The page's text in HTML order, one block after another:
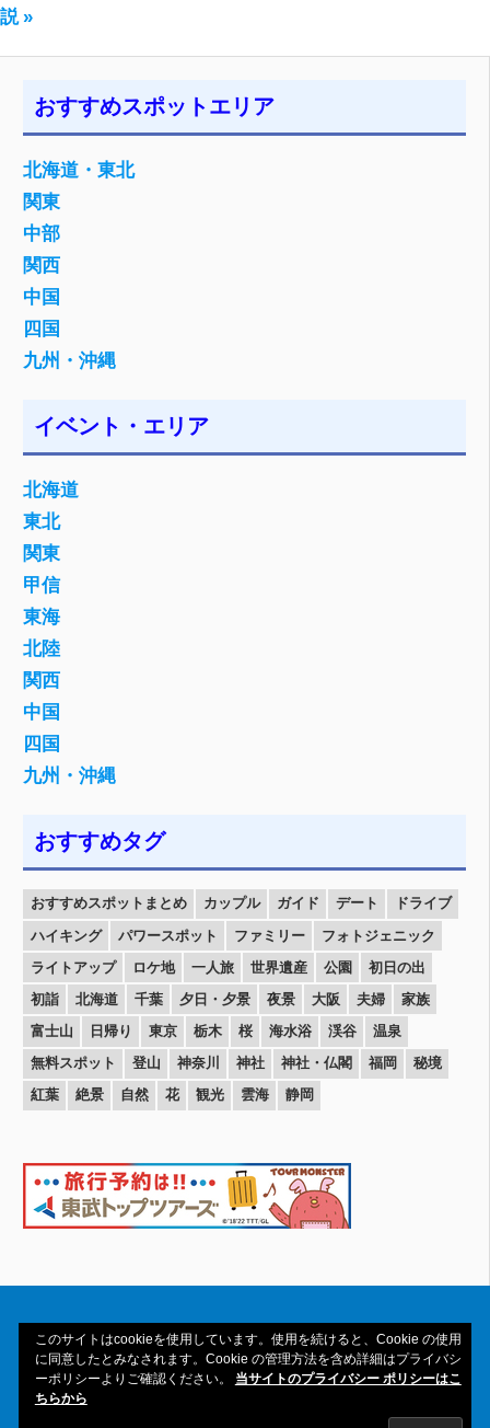
ナ
ビ
ゲ
ー
シ
ョ
ン
稿:
の
説
おすすめスポットエリア
北海道・東北
関東
中部
関西
中国
四国
九州・沖縄
イベント・エリア
北海道
東北
関東
甲信
東海
北陸
関西
中国
四国
九州・沖縄
おすすめタグ
おすすめスポットまとめ カップル ガイド デート
ドライブ
ハイキング
パワースポット ファミリー
フォトジェニック
ライトアップ
ロケ地 一人旅 世界遺産 公園
初日の出
初詣
北海道 千葉 夕日・夕景 夜景 大阪 夫婦
家族
富士山
日帰り 東京 栃木 桜 海水浴 渓谷
温泉
無料スポット
登山 神奈川 神社 神社・仏閣 福岡
秘境
紅葉
絶景 自然 花 観光 雲海 静岡
Copyright© 2016-2026amAtavi All Rights
このサイトはcookieを使用しています。使用を続けると、Cookie の使用
に同意したとみなされます。Cookie の管理方法を含め詳細はプライバシ
ーポリシーよりご確認ください。 当サイトのプライバシー ポリシーはこ
ちらから